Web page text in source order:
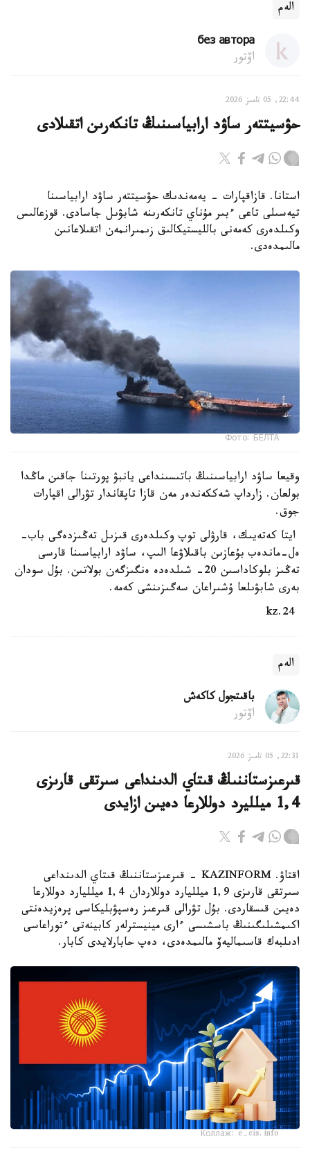
الەم
без автора
اۆتور
22:44, 05 تامىز 2026
حۋسيتتەر ساۋد ارابياسىنىڭ تانكەرىن اتقىلادى
استانا. قازاقپارات - يەمەندىك حۋسيتتەر ساۋد ارابياسىنا
تيەسىلى تاعى ءبىر مۇناي تانكەرىنە شابۋىل جاسادى. قوزعالىس
وكىلدەرى كەمەنى بالليستيكالىق زىمىرانمەن اتقىلاعانىن
مالىمدەدى.
Фото: БЕЛТА
وقيعا ساۋد ارابياسىنىڭ باتىسىنداعى يانبۋ پورتىنا جاقىن ماڭدا
بولعان. زارداپ شەككەندەر مەن قازا تاپقاندار تۋرالى اقپارات
جوق.
ايتا كەتەيىك، قارۋلى توپ وكىلدەرى قىزىل تەڭىزدەگى باب-
ەل-ماندەب بۇعازىن باقىلاۋعا الىپ، ساۋد ارابياسىنا قارسى
تەڭىز بلوكاداسىن 20- شىلدەدە ەنگىزگەن بولاتىن. بۇل سودان
بەرى شابۋىلعا ۇشىراعان سەگىزىنشى كەمە.
الەم
باقىتجول كاكەش
اۆتور
22:31, 05 تامىز 2026
قىرعىزستاننىڭ قىتاي الدىنداعى سىرتقى قارىزى
1,4 ميلليرد دوللارعا دەيىن ازايدى
اقتاۋ. KAZINFORM - قىرعىزستاننىڭ قىتاي الدىنداعى
سىرتقى قارىزى 1,9 ميلليارد دوللاردان 1,4 ميلليارد دوللارعا
دەيىن قىسقاردى. بۇل تۋرالى قىرعىز رەسپۋبليكاسى پرەزيدەنتى
اكىمشىلىگىنىڭ باسشىسى ءارى مينيسترلەر كابينەتى ءتوراعاسى
ادىلبەك قاسىماليەۆ مالىمدەدى، دەپ حابارلايدى كابار.
Коллаж: e-cis.info